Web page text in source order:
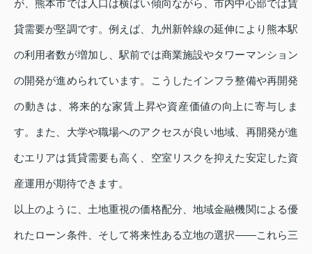
が、熊本市では人口は横ばい傾向ながら、市内中心部では賃
貸需要が堅調です。例えば、九州新幹線の延伸により熊本駅
の利用者数が増加し、駅前では商業施設やタワーマンション
の開発が進められています。こうしたインフラ整備や再開発
の動きは、将来的な家賃上昇や資産価値の向上に寄与しま
す。また、大学や職場へのアクセスが良い地域、再開発が進
むエリアは賃貸需要も高く、空室リスクを抑えた安定した資
産運用が期待できます。
以上のように、土地重視の価格配分、地域金融機関による優
れたローン条件、そして将来性ある立地の選択――これら三